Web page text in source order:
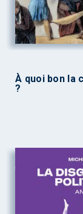
À quoi bon la
?